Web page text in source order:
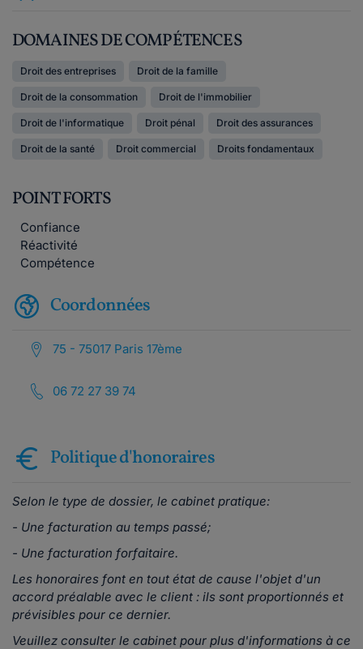
DOMAINES DE COMPÉTENCES
Droit des entreprises Droit de la famille
Droit de la consommation Droit de l'immobilier
Droit de l'informatique Droit pénal Droit des assurances
Droit de la santé Droit commercial Droits fondamentaux
POINT FORTS
Confiance
Réactivité
Compétence
Coordonnées
75 - 75017 Paris 17ème
06 72 27 39 74
Politique d'honoraires
Selon le type de dossier, le cabinet pratique:
- Une facturation au temps passé;
- Une facturation forfaitaire.
Les honoraires font en tout état de cause l'objet d'un
accord préalable avec le client : ils sont proportionnés et
prévisibles pour ce dernier.
Veuillez consulter le cabinet pour plus d'informations à ce